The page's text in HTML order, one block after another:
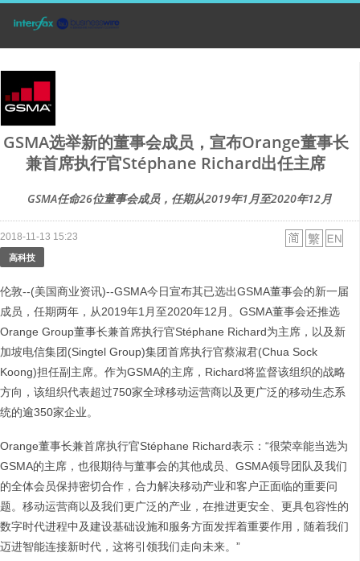
GSMA选举新的董事会成员，宣布Orange董事长
兼首席执行官Stéphane Richard出任主席
GSMA任命26位董事会成员，任期从2019年1月至2020年12月
2018-11-13 15:23
高科技
伦敦--(美国商业资讯)--GSMA今日宣布其已选出GSMA董事会的新一届
成员，任期两年，从2019年1月至2020年12月。GSMA董事会还推选
Orange Group董事长兼首席执行官Stéphane Richard为主席，以及新
加坡电信集团(Singtel Group)集团首席执行官蔡淑君(Chua Sock
Koong)担任副主席。作为GSMA的主席，Richard将监督该组织的战略
方向，该组织代表超过750家全球移动运营商以及更广泛的移动生态系
统的逾350家企业。
Orange董事长兼首席执行官Stéphane Richard表示：“很荣幸能当选为
GSMA的主席，也很期待与董事会的其他成员、GSMA领导团队及我们
的全体会员保持密切合作，合力解决移动产业和客户正面临的重要问
题。移动运营商以及我们更广泛的产业，在推进更安全、更具包容性的
数字时代进程中及建设基础设施和服务方面发挥着重要作用，随着我们
迈进智能连接新时代，这将引领我们走向未来。”